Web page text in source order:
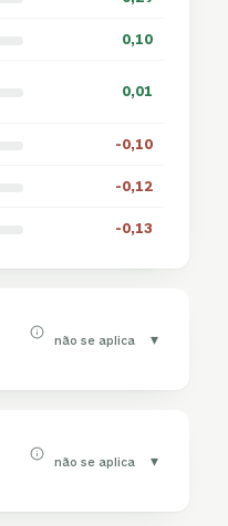
0,10
0,01
-0,10
-0,12
-0,13
não se aplica ▾
não se aplica ▾